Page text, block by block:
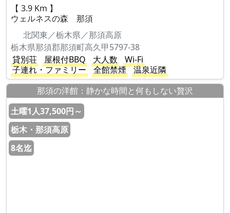
【 3.9 Km 】
ウェルネスの森 那須
北関東／栃木県／那須高原
栃木県那須郡那須町高久甲5797-38
貸別荘
屋根付BBQ 大人数
Wi-Fi
子連れ・ファミリー
全館禁煙
温泉近隣
那須の洋館：静かな時間と何もしない贅沢
土曜1人37,500円～
栃木・那須高原
8名迄